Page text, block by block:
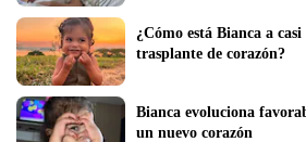
¿Cómo está Bianca a casi
trasplante de corazón?
Bianca evoluciona
un nuevo corazón